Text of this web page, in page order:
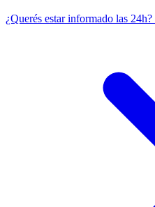
¿Querés estar informado las 24h?